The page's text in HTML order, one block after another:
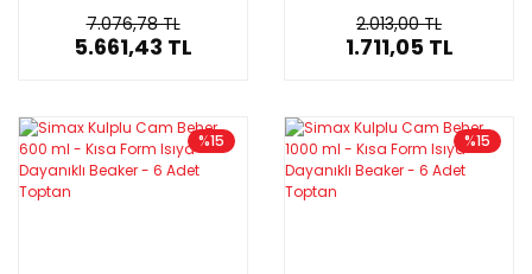
7.076,78 TL
5.661,43 TL
2.013,00 TL
1.711,05 TL
%15 %15